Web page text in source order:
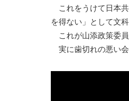
これをうけて日本共
を得ない」として文
これが山添政策委員
実に歯切れの悪い会